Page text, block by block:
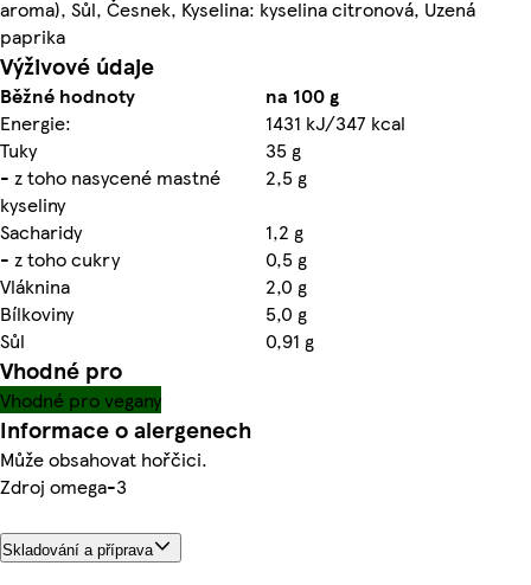
aroma), Sůl, Česnek, Kyselina: kyselina citronová, Uzená
paprika
Výživové údaje
Běžné hodnoty
na 100 g
Energie:
1431 kJ/347 kcal
Tuky
35 g
- z toho nasycené mastné
kyseliny
2,5 g
Sacharidy
1,2 g
- z toho cukry
0,5 g
Vláknina
2,0 g
Bílkoviny
5,0 g
Sůl
0,91 g
Vhodné pro
Vhodné pro vegany
Informace o alergenech
Může obsahovat hořčici.
Zdroj omega-3
Skladování a příprava